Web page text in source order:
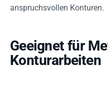
anspruchsvollen Konturen.
Geeignet für
Konturarbeiten